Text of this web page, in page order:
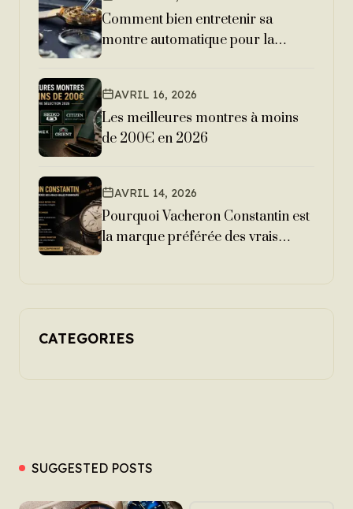
Comment bien entretenir sa
montre automatique pour la
AVRIL 16, 2026
Les meilleures montres à moins
de 200€ en 2026
AVRIL 14, 2026
Pourquoi Vacheron Constantin est
la marque préférée des vrais
CATEGORIES
SUGGESTED POSTS